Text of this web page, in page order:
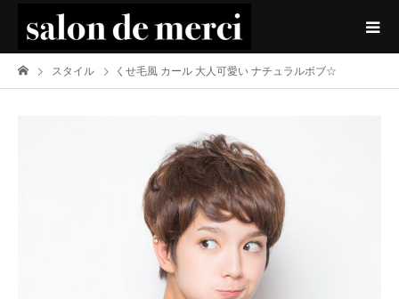
スタイル くせ毛風 カール 大人可愛い ナチュラルボブ☆